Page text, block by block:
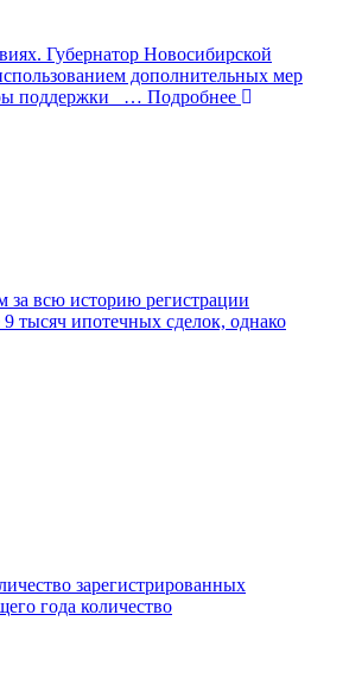
Губернатор Новосибирской
дополнительных мер
поддержки
… Подробнее
за всю историю регистрации
тысяч ипотечных сделок, однако
зарегистрированных
года количество